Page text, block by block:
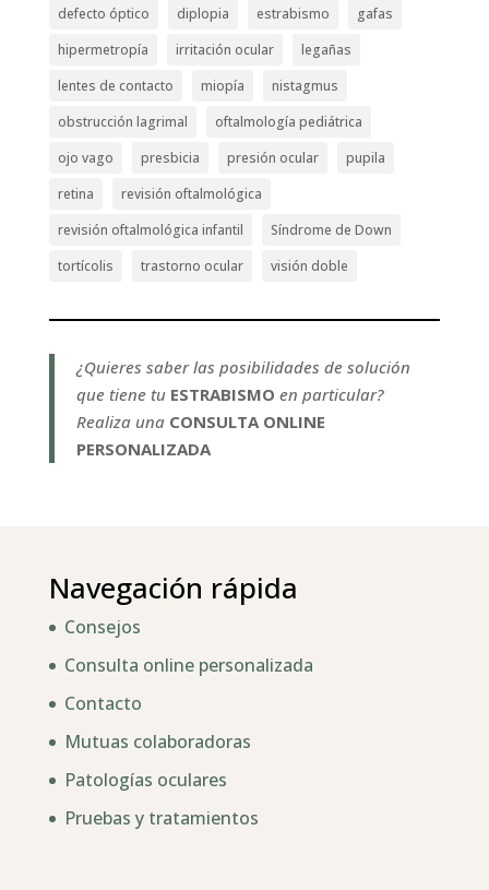
defecto óptico
diplopia estrabismo
gafas
hipermetropía
irritación ocular
legañas
lentes de contacto
miopía
nistagmus
obstrucción lagrimal
oftalmología pediátrica
ojo vago
presbicia presión ocular
pupila
retina
revisión oftalmológica
revisión oftalmológica infantil
Síndrome de Down
tortícolis
trastorno ocular visión doble
¿Quieres saber las posibilidades de solución
que tiene tu ESTRABISMO en particular?
Realiza una CONSULTA ONLINE
PERSONALIZADA
Navegación rápida
Consejos
Consulta online personalizada
Contacto
Mutuas colaboradoras
Patologías oculares
Pruebas y tratamientos